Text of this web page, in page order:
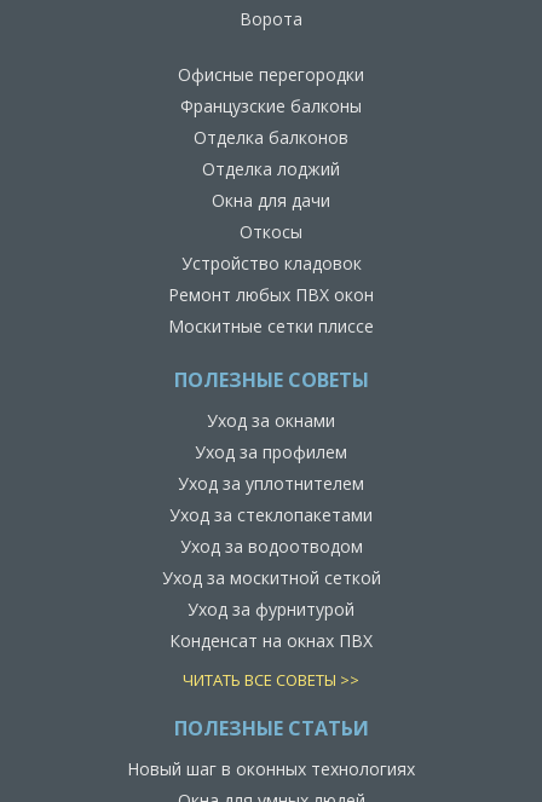
Ворота
Офисные перегородки
Французские балконы
Отделка балконов
Отделка лоджий
Окна для дачи
Откосы
Устройство кладовок
Ремонт любых ПВХ окон
Москитные сетки плиссе
ПОЛЕЗНЫЕ СОВЕТЫ
Уход за окнами
Уход за профилем
Уход за уплотнителем
Уход за стеклопакетами
Уход за водоотводом
Уход за москитной сеткой
Уход за фурнитурой
Конденсат на окнах ПВХ
ЧИТАТЬ ВСЕ СОВЕТЫ >>
ПОЛЕЗНЫЕ СТАТЬИ
Новый шаг в оконных технологиях